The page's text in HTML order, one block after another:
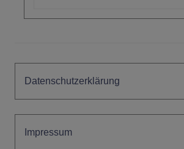
Datenschutzerklärung
Impressum